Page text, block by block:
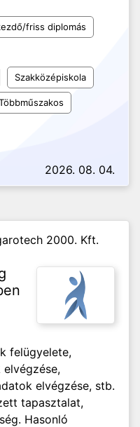
friss diplomás
Szakközépiskola
2026. 08. 04.
2000. Kft.
felügyelete,
elvégzése,
elvégzése, stb.
tapasztalat,
Hasonló